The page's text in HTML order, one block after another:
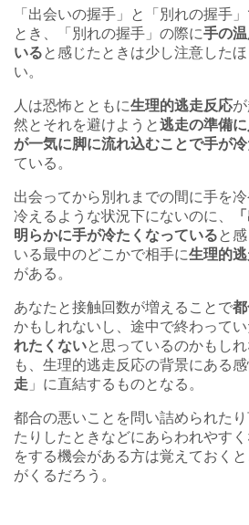
「出会いの握手」と「別れの握手
とき、「別れの握手」の際に手の
いると感じたときは少し注意した
い。
人は恐怖とともに生理的逃走反応
然とそれを避けようと逃走の準備
が一気に脚に流れ込むことで手が
ている。
出会ってから別れまでの間に手を
冷えるような状況下にないのに、
明らかに手が冷たくなっていると
いる最中のどこかで相手に生理的
がある。
あなたと接触回数が増えることで
かもしれないし、途中で終わってい
れたくないと思っているのかもし
も、生理的逃走反応の背景にある感
走 」に直結するものとなる。
都合の悪いことを問い詰められた
たりしたときなどにあらわれやす
をする機会がある方は覚えておく
がくるだろう。